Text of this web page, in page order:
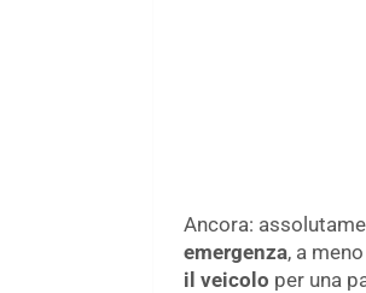
Ancora:
emergenza, a
il veicolo per una